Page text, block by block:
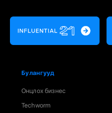
Булангууд
Онцлох бизнес
Techworm